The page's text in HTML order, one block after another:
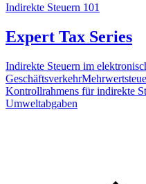
Indirekte Steuern 101
Expert Tax Series
Indirekte Steuern im
Geschäftsverkehr
Kontrollrahmens für indirekte
Umweltabgaben